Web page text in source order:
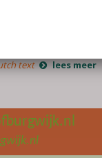
text
lees meer